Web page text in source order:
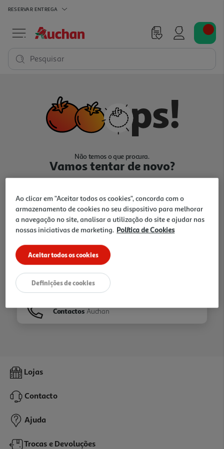
RESERVAR ENTREGA
Pesquisar
Não temos o que procura.
Vamos tentar de novo?
Ir para Homepage
Folhetos
Contactos Auchan
Lojas
Contacto
Ajuda
Trocas e Devoluções
Ao clicar em "Aceitar todos os cookies", concorda com o
armazenamento de cookies no seu dispositivo para melhorar
a navegação no site, analisar a utilização do site e ajudar nas
nossas iniciativas de marketing. Política de Cookies
Aceitar todos os cookies
Definições de cookies